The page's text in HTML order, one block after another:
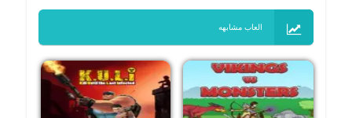
العاب مشابهه